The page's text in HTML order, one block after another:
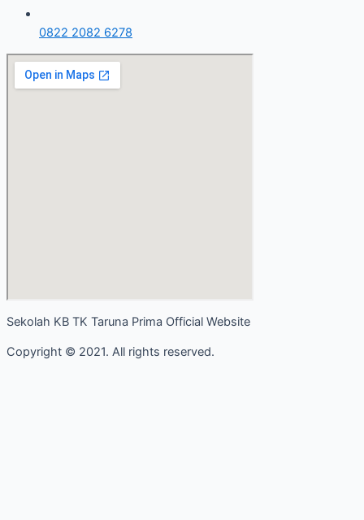
0822 2082 6278
Sekolah KB TK Taruna Prima Official Website
Copyright © 2021. All rights reserved.